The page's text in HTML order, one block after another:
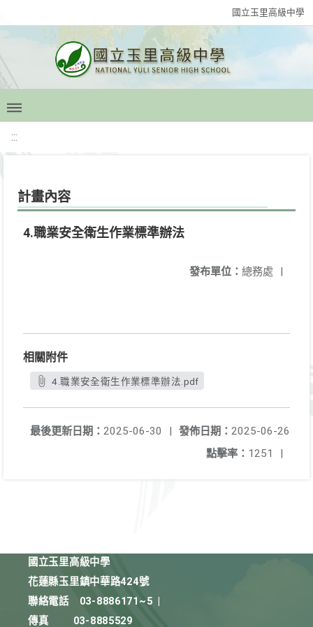
國立玉里高級中學
:::
計畫內容
4.職業安全衛生作業標準辦法
發布單位： 總務處 |
相關附件
4.職業安全衛生作業標準辦法.pdf
發佈日期： 2025-06-26
最後更新日期： 2025-06-30
|
點擊率： 1251 |
國立玉里高級中學
花蓮縣玉里鎮中華路424號
聯絡電話
03-8886171~5
傳真
03-8885529